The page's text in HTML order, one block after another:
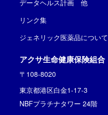
データヘルス計画 他
リンク集
ジェネリック医薬品について
アクサ生命健康保険組合
〒108-8020
東京都港区白金1-17-3
NBFプラチナタワー 24階